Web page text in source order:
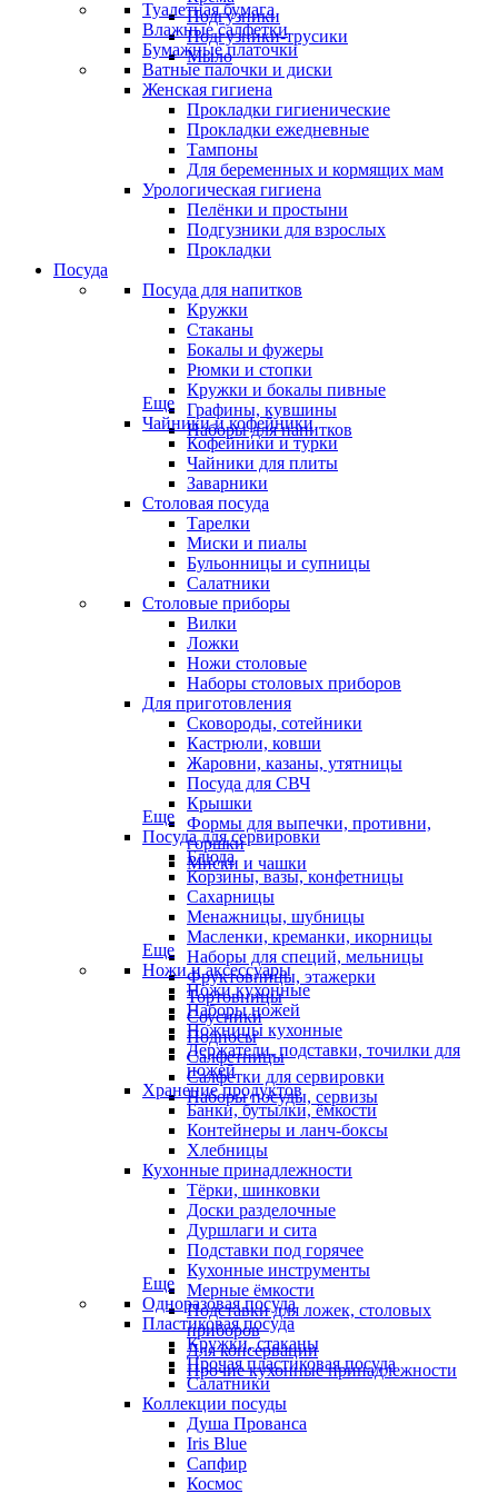
Подгузники
Подгузники-трусики
Мыло
Туалетная бумага
Влажные салфетки
Бумажные платочки
Ватные палочки и диски
Женская гигиена
Прокладки гигиенические
Прокладки ежедневные
Тампоны
Для беременных и кормящих мам
Урологическая гигиена
Пелёнки и простыни
Подгузники для взрослых
Прокладки
Посуда
Посуда для напитков
Кружки
Стаканы
Бокалы и фужеры
Рюмки и стопки
Кружки и бокалы пивные
Графины, кувшины
Наборы для напитков
Еще
Чайники и кофейники
Кофейники и турки
Чайники для плиты
Заварники
Столовая посуда
Тарелки
Миски и пиалы
Бульонницы и супницы
Салатники
Столовые приборы
Вилки
Ложки
Ножи столовые
Наборы столовых приборов
Для приготовления
Сковороды, сотейники
Кастрюли, ковши
Жаровни, казаны, утятницы
Посуда для СВЧ
Крышки
Формы для выпечки, противни,
горшки
Миски и чашки
Еще
Посуда для сервировки
Блюда
Корзины, вазы, конфетницы
Сахарницы
Менажницы, шубницы
Масленки, креманки, икорницы
Наборы для специй, мельницы
Фруктовницы, этажерки
Тортовницы
Соусники
Подносы
Салфетницы
Салфетки для сервировки
Наборы посуды, сервизы
Еще
Ножи и аксессуары
Ножи кухонные
Наборы ножей
Ножницы кухонные
Держатели, подставки, точилки для
ножей
Хранение продуктов
Банки, бутылки, ёмкости
Контейнеры и ланч-боксы
Хлебницы
Кухонные принадлежности
Тёрки, шинковки
Доски разделочные
Дуршлаги и сита
Подставки под горячее
Кухонные инструменты
Мерные ёмкости
Подставки для ложек, столовых
приборов
Для консервации
Прочие кухонные принадлежности
Еще
Одноразовая посуда
Пластиковая посуда
Кружки, стаканы
Прочая пластиковая посуда
Салатники
Коллекции посуды
Душа Прованса
Iris Blue
Сапфир
Космос